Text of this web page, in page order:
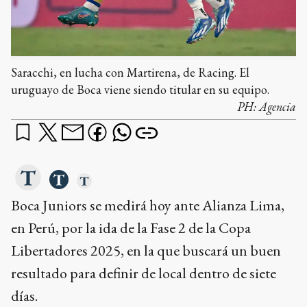
Saracchi, en lucha con Martirena, de Racing. El
uruguayo de Boca viene siendo titular en su equipo.
PH:Agencia
Boca Juniors se medirá hoy ante Alianza Lima,
en Perú, por la ida de la Fase 2 de la Copa
Libertadores 2025, en la que buscará un buen
resultado para definir de local dentro de siete
días.